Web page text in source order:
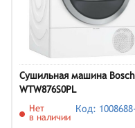
Сушильная машина Bosch
WTW876S0PL
Нет
в наличии
Код: